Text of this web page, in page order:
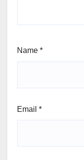
Name *
Email *